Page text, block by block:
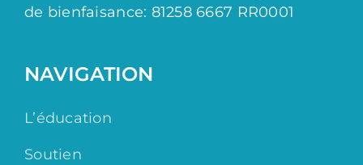
de bienfaisance: 81258 6667 RR0001
NAVIGATION
L’éducation
Soutien